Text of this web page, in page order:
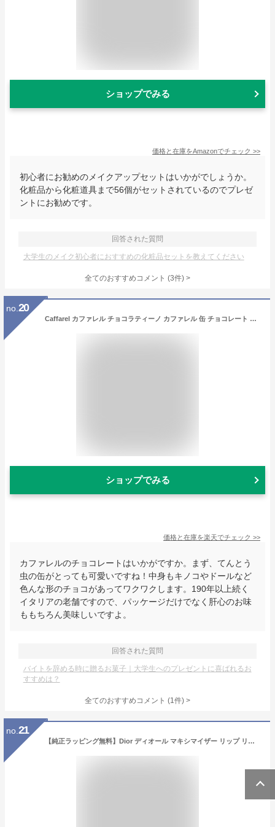
ショップでみる
価格と在庫をAmazonでチェック >>
初心者にお勧めのメイクアップセットはいかがでしょうか。
化粧品から化粧道具まで56個がセットされているのでプレゼ
ントにお勧めです。
回答された質問
大学生のメイク初心者におすすめの化粧品セットを教えてください
全てのおすすめコメント (3件) >
no. 20
Caffarel カファレル チョコラティーノ カファレル 缶 チョコレート ギフト 詰め合わせ おしゃれ かわいい 海外 イタリア製 プレゼント 贈り物 バレンタイン ジャンドゥーヤ お菓子 スイーツ
ショップでみる
価格と在庫を楽天でチェック >>
カファレルのチョコレートはいかがですか。まず、てんとう
虫の缶がとっても可愛いですね！中身もキノコやドールなど
色んな形のチョコがあってワクワクします。190年以上続く
イタリアの老舗ですので、パッケージだけでなく肝心のお味
ももちろん美味しいですよ。
回答された質問
バイトを辞める時に贈るお菓子｜大学生へのプレゼントに喜ばれるお
すすめは？
全てのおすすめコメント (1件) >
no. 21
【純正ラッピング無料】Dior ディオール マキシマイザー リップ リップ リッププランパー リップケア アディクト 名入れ ギフト プレゼント リップグロス グロス 口紅 コスメ 化粧品 レディース ブランド 2024 新品 女性 誕生日